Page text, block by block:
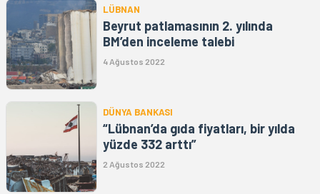
LÜBNAN
Beyrut patlamasının 2. yılında
BM’den inceleme talebi
4 Ağustos 2022
DÜNYA BANKASI
“Lübnan’da gıda fiyatları, bir yılda
yüzde 332 arttı”
2 Ağustos 2022